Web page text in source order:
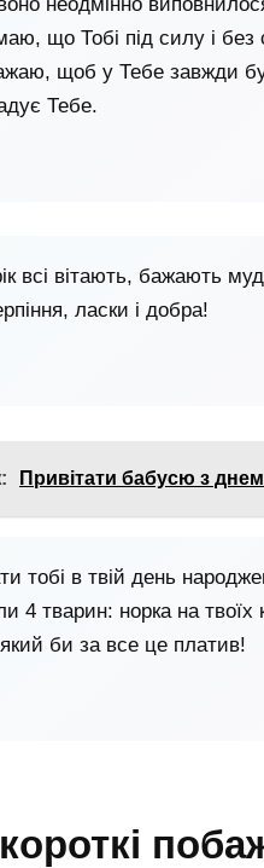
що Тобі під силу і без
щоб у Тебе завжди
Тебе.
всі вітають, бажають
ласки і добра!
Привітати бабусю з
тобі в твій день
4 тварин: норка на
який би за все це платив!